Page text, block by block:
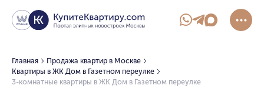
Главная
Продажа квартир в Москве
Квартиры в ЖК Дом в Газетном переулке
3-комнатные квартиры в ЖК Дом в Газетном переулке